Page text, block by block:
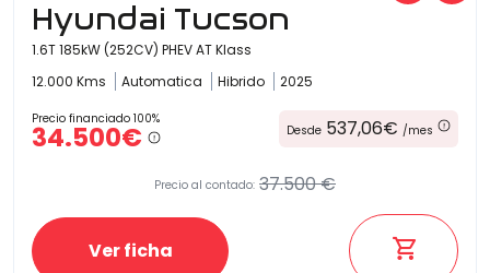
Hyundai Tucson
1.6T 185kW (252CV) PHEV AT Klass
12.000 Kms
Automatica Hibrido 2025
Precio financiado 100%
34.500€ Desde 537,06€ /mes
Precio al contado: 37.500 €
Ver ficha